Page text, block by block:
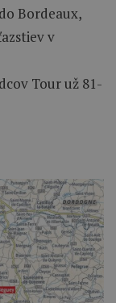
Bordeaux,
v
Tour už 81-